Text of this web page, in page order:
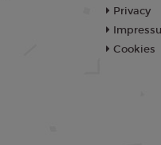
Privacy
Cookies